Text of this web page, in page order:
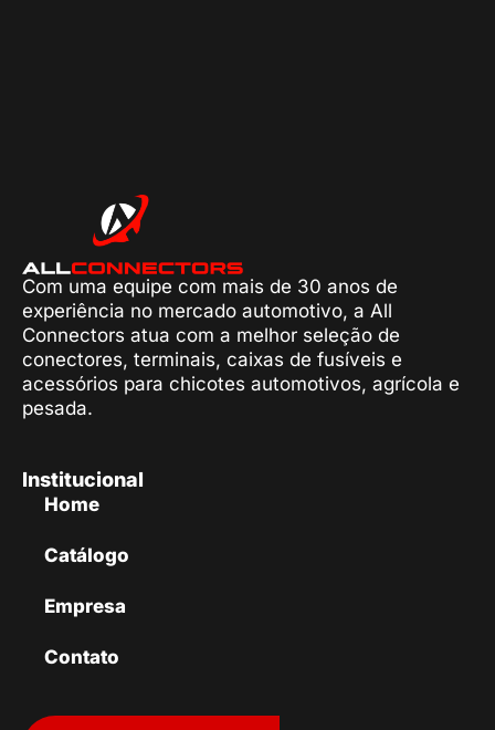
Com uma equipe com mais de 30 anos de
experiência no mercado automotivo, a All
Connectors atua com a melhor seleção de
conectores, terminais, caixas de fusíveis e
acessórios para chicotes automotivos, agrícola e
pesada.
Institucional
Home
Catálogo
Empresa
Contato